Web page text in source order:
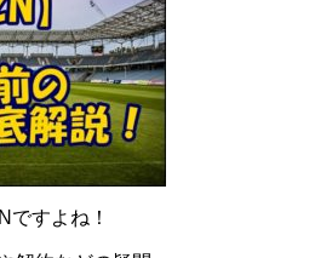
ですよね！